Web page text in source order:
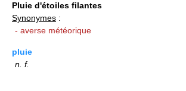
Pluie d'étoiles filantes
Synonymes :
- averse météorique
pluie
n. f.